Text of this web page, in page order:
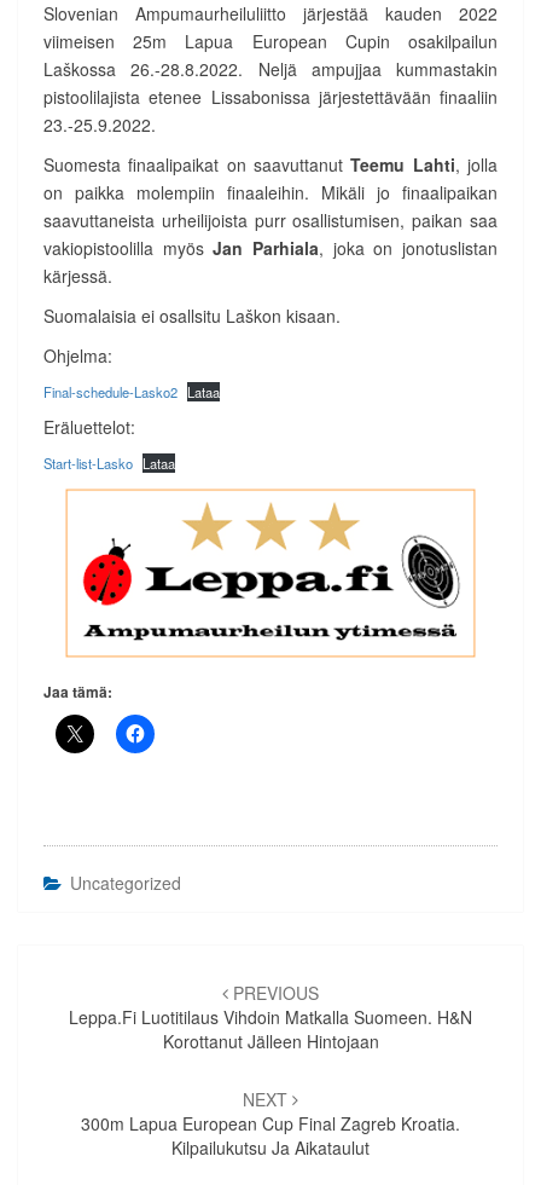
Slovenian Ampumaurheiluliitto järjestää kauden 2022
viimeisen 25m Lapua European Cupin osakilpailun
Laškossa 26.-28.8.2022. Neljä ampujjaa kummastakin
pistoolilajista etenee Lissabonissa järjestettävään finaaliin
23.-25.9.2022.
Suomesta finaalipaikat on saavuttanutTeemu Lahti, jolla
on paikka molempiin finaaleihin. Mikäli jo finaalipaikan
saavuttaneista urheilijoista purr osallistumisen, paikan saa
vakiopistoolilla myösJan Parhiala, joka on jonotuslistan
kärjessä.
Suomalaisia ei osallsitu Laškon kisaan.
Ohjelma:
Final-schedule-Lasko2 Lataa
Eräluettelot:
Start-list-Lasko Lataa
Jaa tämä:
Uncategorized
selaus
PREVIOUS
Leppa.fi Luotitilaus Vihdoin Matkalla Suomeen. H&N
Korottanut Jälleen Hintojaan
NEXT
300m Lapua European Cup Final Zagreb Kroatia.
Kilpailukutsu Ja Aikataulut